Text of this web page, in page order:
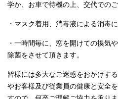
学か、お車で待機の上、交代での
・マスク着用、消毒液による消毒
・一時間毎に、窓を開けての換気
除菌をさせて頂きます。
皆様には多大なご迷惑をおかけす
やお客様及び従業員の健康と安全